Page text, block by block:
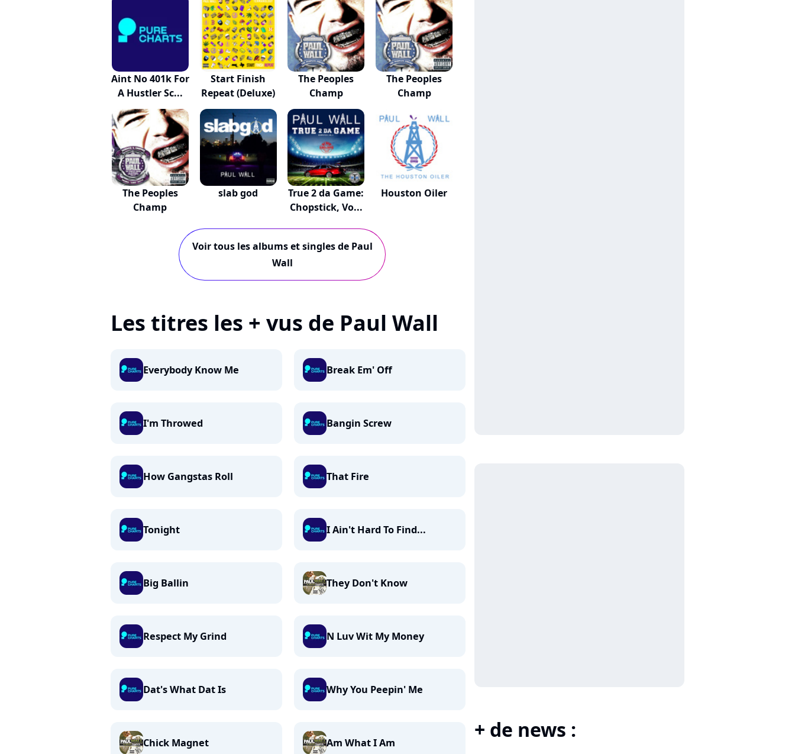
Aint No 401k For
A Hustler Sc...
Start Finish
Repeat (Deluxe)
The Peoples
Champ
The Peoples
Champ
The Peoples
Champ
slab god
True 2 da Game:
Chopstick, Vo...
Houston Oiler
Voir tous les albums et singles de Paul
Wall
Les titres les + vus de Paul Wall
Everybody Know Me Break Em' Off
I'm Throwed Bangin Screw
How Gangstas Roll That Fire
Tonight I Ain't Hard To Find...
Big Ballin They Don't Know
Respect My Grind N Luv Wit My Money
Dat's What Dat Is Why You Peepin' Me
Chick Magnet Am What I Am
+ de news :